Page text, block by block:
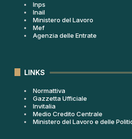
Inps
Inail
Ministero del Lavoro
Mef
Agenzia delle Entrate
LINKS
Normattiva
Gazzetta Ufficiale
Invitalia
Medio Credito Centrale
Ministero del Lavoro e delle